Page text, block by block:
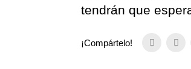
tendrán que
¡Compártelo!